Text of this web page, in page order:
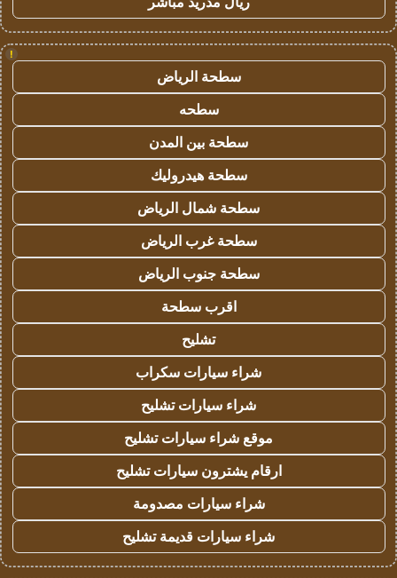
!
سطحة الرياض
سطحه
سطحة بين المدن
سطحة هيدروليك
سطحة شمال الرياض
سطحة غرب الرياض
سطحة جنوب الرياض
اقرب سطحة
تشليح
شراء سيارات سكراب
شراء سيارات تشليح
موقع شراء سيارات تشليح
ارقام يشترون سيارات تشليح
شراء سيارات مصدومة
شراء سيارات قديمة تشليح